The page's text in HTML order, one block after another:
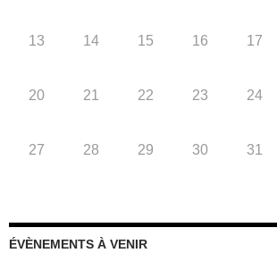
13 14 15 16 17
20 21 22 23 24
27 28 29 30 31
ÉVÈNEMENTS À VENIR